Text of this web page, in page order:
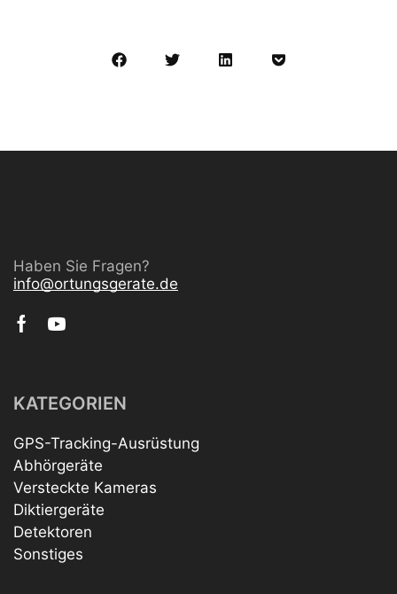
Haben Sie Fragen?
info@ortungsgerate.de
KATEGORIEN
GPS-Tracking-Ausrüstung
Abhörgeräte
Versteckte Kameras
Diktiergeräte
Detektoren
Sonstiges